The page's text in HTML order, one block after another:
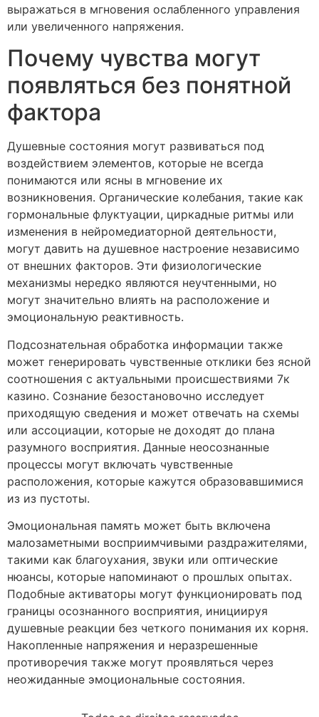
выражаться в мгновения ослабленного управления
или увеличенного напряжения.
Почему чувства могут
появляться без понятной
фактора
Душевные состояния могут развиваться под
воздействием элементов, которые не всегда
понимаются или ясны в мгновение их
возникновения. Органические колебания, такие как
гормональные флуктуации, циркадные ритмы или
изменения в нейромедиаторной деятельности,
могут давить на душевное настроение независимо
от внешних факторов. Эти физиологические
механизмы нередко являются неучтенными, но
могут значительно влиять на расположение и
эмоциональную реактивность.
Подсознательная обработка информации также
может генерировать чувственные отклики без ясной
соотношения с актуальными происшествиями 7к
казино. Сознание безостановочно исследует
приходящую сведения и может отвечать на схемы
или ассоциации, которые не доходят до плана
разумного восприятия. Данные неосознанные
процессы могут включать чувственные
расположения, которые кажутся образовавшимися
из из пустоты.
Эмоциональная память может быть включена
малозаметными восприимчивыми раздражителями,
такими как благоухания, звуки или оптические
нюансы, которые напоминают о прошлых опытах.
Подобные активаторы могут функционировать под
границы осознанного восприятия, инициируя
душевные реакции без четкого понимания их корня.
Накопленные напряжения и неразрешенные
противоречия также могут проявляться через
неожиданные эмоциональные состояния.